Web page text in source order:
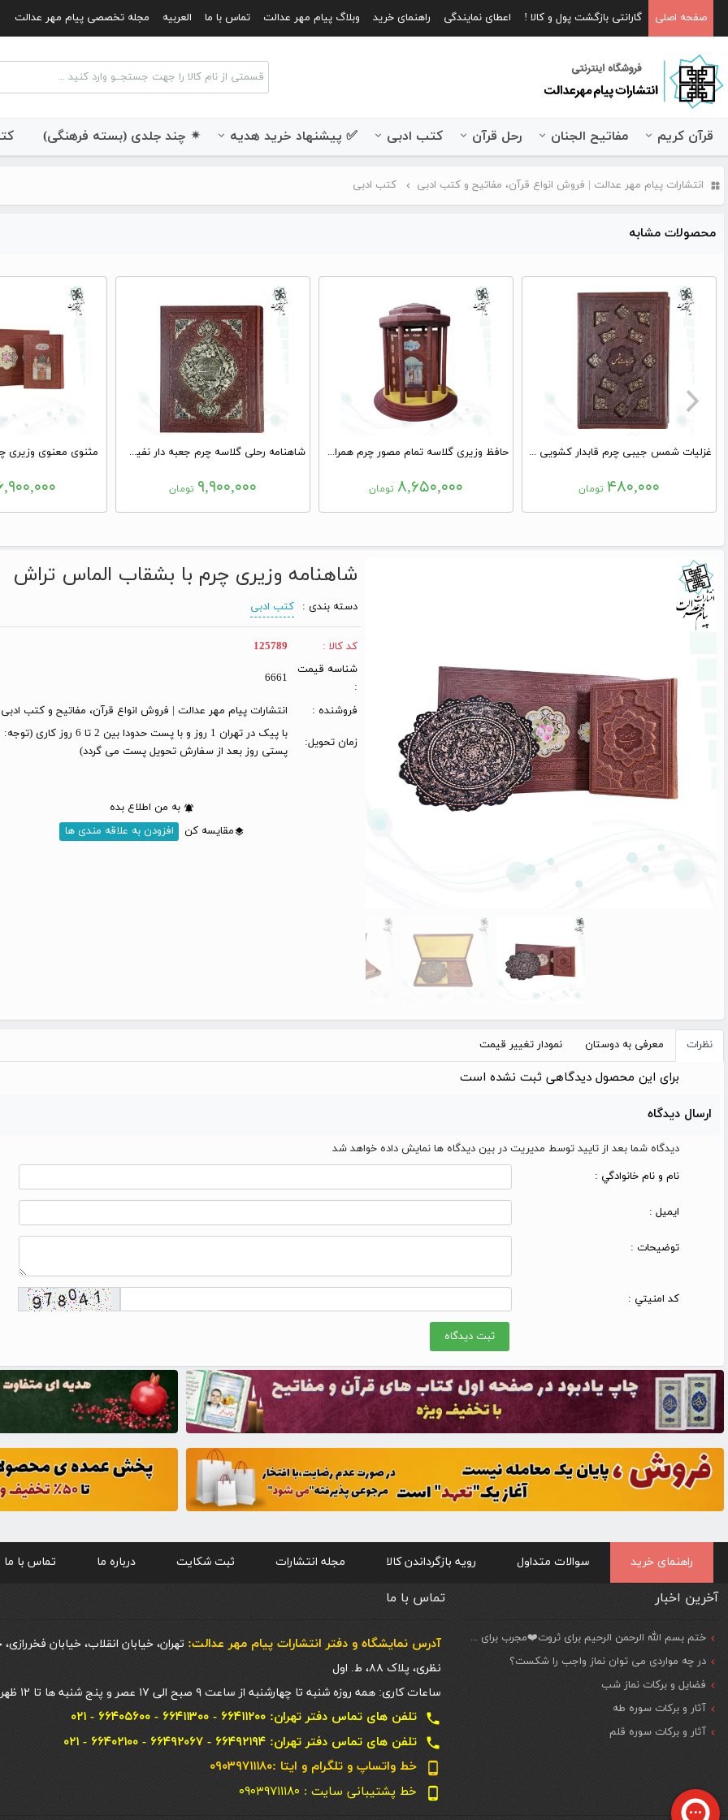
صفحه اصلی گارانتی بازگشت پول و کالا ! اعطای نمایندگی راهنمای خرید وبلاگ پیام مهر عدالت تماس با ما العربیه مجله تخصصی پیام مهر عدالت
قرآن کریم مفاتیح الجنان رحل قرآن کتب ادبی ✅ پیشنهاد خرید هدیه ✴ چند جلدی (بسته فرهنگی)
انتشارات پیام مهر عدالت | فروش انواع قرآن، مفاتیح و کتب ادبی کتب ادبی
محصولات مشابه
غزلیات شمس جیبی چرم قابدار کشویی برشی
۴۸۰,۰۰۰ تومان
حافظ وزیری گلاسه تمام مصور چرم همراه با تندیس مقبره
۸,۶۵۰,۰۰۰ تومان
شاهنامه رحلی گلاسه چرم جعبه دار نفیس با طرح مس
۹,۹۰۰,۰۰۰ تومان
مثنوی معنوی وزیری چرم با 2
شاهنامه وزیری چرم با بشقاب الماس تراش
دسته بندی :
کتب ادبی
کد کالا :
125789
شناسه قیمت
:
6661
فروشنده : انتشارات پیام مهر عدالت | فروش انواع قرآن، مفاتیح و کتب ادبی
زمان تحویل:
با پیک در تهران 1 روز و با پست حدودا بین 2 تا
پستی روز بعد از سفارش تحویل پست می گردد)
به من اطلاع بده
مقایسه کن
افزودن به علاقه مندی ها
نظرات معرفی به دوستان نمودار تغییر قیمت
برای این محصول دیدگاهی ثبت نشده است
ارسال دیدگاه
دیدگاه شما بعد از تایید توسط مدیریت در بین دیدگاه ها نمایش داده خواهد شد
نام و نام خانوادگي :
ایمیل :
توضیحات :
کد امنيتي :
راهنمای خرید سوالات متداول رویه بازگرداندن کالا مجله انتشارات ثبت شکایت درباره ما تماس با ما
آخرین اخبار
ختم بسم الله الرحمن الرحیم برای ثروت❤️مجرب برای حاجات مهم و فوری
در چه مواردی می توان نماز واجب را شکست؟
فضایل و برکات نماز شب
آثار و برکات سوره طه
آثار و برکات سوره قلم
تماس با ما
آدرس نمایشگاه و دفتر انتشارات پيام مهر عدالت: تهران، خیابان انقلاب، خیابان
نظری، پلاک ۸۸، ط. اول
ساعات کاری: همه روزه شنبه تا چهارشنبه از ساعت ۹ صبح الی ۱۷ عصر و پنج شنبه ها تا ۱۲ ظهر
local_phone تلفن های تماس دفتر تهران: ۶۶۴۱۱۲۰۰ - ۶۶۴۱۱۳۰۰ - ۶۶۴۰۵۶۰۰ - ۰۲۱
local_phone تلفن های تماس دفتر تهران: ۶۶۴۹۲۱۹۴ - ۶۶۴۹۲۰۶۷ - ۶۶۴۰۲۱۰۰ - ۰۲۱
phone_android خط واتساپ و تلگرام و ایتا :۰۹۰۳۹۷۱۱۱۸۰
phone_android خط پشتیبانی سایت : ۰۹۰۳۹۷۱۱۱۸۰